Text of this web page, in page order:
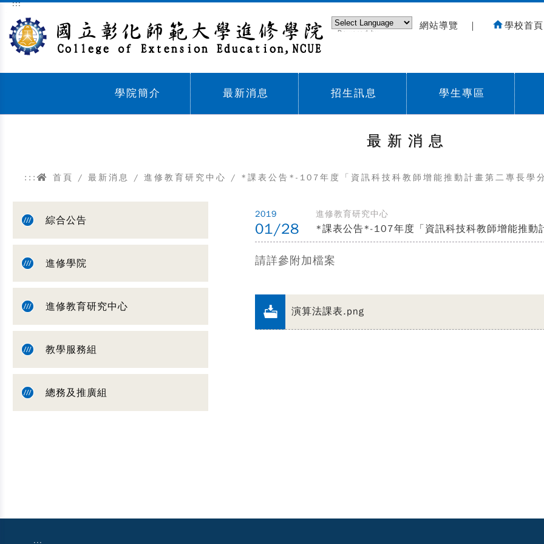
跳到主要內容區塊
:::
Powered by
網站導覽 ｜ 學校首頁
學院簡介 最新消息 招生訊息 學生專區
最新消息
::: 首頁 / 最新消息 / 進修教育研究中心 / *課表公告*-107年度「資訊科技科教師增能推動計畫第二專長學
綜合公告
進修學院
進修教育研究中心
教學服務組
總務及推廣組
2019
01/28
進修教育研究中心
*課表公告*-107年度「資訊科技科教師增能推動
請詳參附加檔案
演算法課表.png